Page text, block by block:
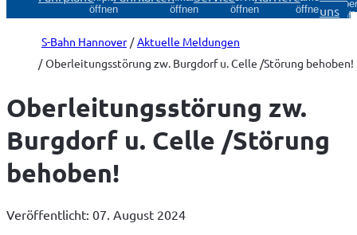
öffnen
öffnen
öffnen
öffnenuns
S-Bahn Hannover
Aktuelle Meldungen
Oberleitungsstörung zw. Burgdorf u. Celle /Störung behoben!
Oberleitungsstörung zw.
Burgdorf u. Celle /Störung
behoben!
Veröffentlicht: 07. August 2024